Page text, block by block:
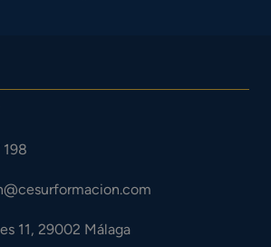
11, 29002 Málaga